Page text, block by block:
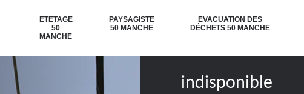
ETETAGE
50
MANCHE
PAYSAGISTE
50 MANCHE
EVACUATION DES
DÉCHETS 50 MANCHE
indisponible